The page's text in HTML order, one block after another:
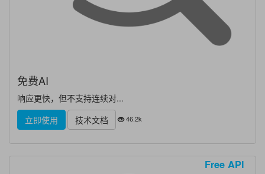
免费AI
响应更快，但不支持连续对...
立即使用
技术文档 46.2k
Free API